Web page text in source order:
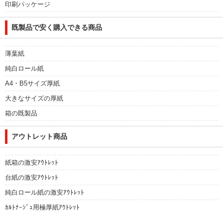
印刷パッケージ
既製品で安く購入できる商品
薄葉紙
純白ロール紙
A4・B5サイズ厚紙
大きなサイズの厚紙
箱の既製品
アウトレット商品
紙箱の激安ｱｳﾄﾚｯﾄ
台紙の激安ｱｳﾄﾚｯﾄ
純白ロール紙の激安ｱｳﾄﾚｯﾄ
ｶﾙﾄﾅｰｼﾞｭ用極厚紙ｱｳﾄﾚｯﾄ